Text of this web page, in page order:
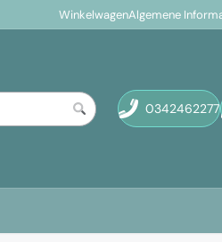
WinkelwagenAlgemene
0342462277